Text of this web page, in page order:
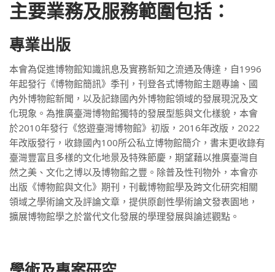
主要業務及服務範圍包括：
專業出版
本會為促進博物館知識訊息及實務新知之流通及傳達，自1996
年起發行《博物館簡訊》季刊，刊登各式博物館主題專論、國
內外博物館新聞，以及記錄國內外博物館領域的發展現況及文
化現象。為推廣臺灣博物館獨特的發展型態與文化樣貌，本會
於2010年發行《悠遊臺灣博物館》初版，2016年改版，2022
年改版發行，收錄國內100所公私立博物館簡介，書末更收錄有
臺灣豐富且多樣的文化地景及特殊節慶，期望藉以推廣臺灣自
然之美、文化之博以及博物館之豐。除普及性刊物外，本會亦
出版《博物館與文化》期刊，刊載博物館學及跨文化研究相關
領域之學術論文及評論文章，提供原創性學術論文發表園地，
擴展博物館學之於當代文化發展的學理發展與論述觀點。